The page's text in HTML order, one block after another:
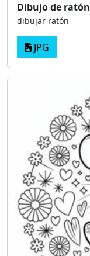
Dibujo de ratón
dibujar ratón
JPG